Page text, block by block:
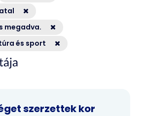
megadva.
és sport
szerzettek kor